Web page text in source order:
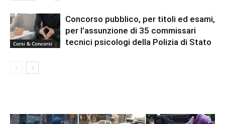
Corsi & Concorsi
Concorso pubblico, per titoli ed esami,
per l’assunzione di 35 commissari
tecnici psicologi della Polizia di Stato